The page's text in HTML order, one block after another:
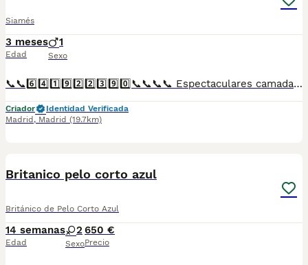
Siamés
3 meses
Edad
1
Sexo
📞📞6️⃣4️⃣1️⃣9️⃣2️⃣2️⃣3️⃣9️⃣0️⃣📞📞📞📞 Espectaculares camadas de perritos de machos siamés Thai nacionales descendientes de las mejores líneas de sangre. Disponibles tanto hembras como machos. Las camadas están bajo supervisión veterinaria desde su nacimiento hasta que son entregadas a su nueva familia. Criados por un equipo de profesionales y mejores personas que, con más de 20 años de experiencia , cuidan a los animales por vocación, aplicando una cría ética y responsable para que cada cachorro se desarrolle con la mejor salud y con un buen temperamento. Todos los cachorritos se entregan con unos dos meses y medio de edad y sus vacunas correspondientes, desparasitados interna y externamente, con certificado de salud, y garantía tanto por enfermedad vírica como congénito genética. Posibilidad de entregar en toda España mediante transporte propio preparado para animales y con chofer privado. Los precios pueden variar según las características y morfología de cada cachorro. Añádenos al whats app o llámanos, y encantados atenderemos todas tus dudas y consultas. Teléfono / Whats app: 641 92 23 90
Criador
Identidad Verificada
Madrid , Madrid (19.7km)
Britanico pelo corto azul
Británico de Pelo Corto Azul
14 semanas
Edad
2
Sexo
650 €
Precio